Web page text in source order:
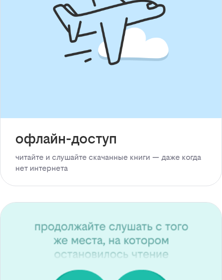
офлайн-доступ
читайте и слушайте скачанные книги — даже когда
нет интернета